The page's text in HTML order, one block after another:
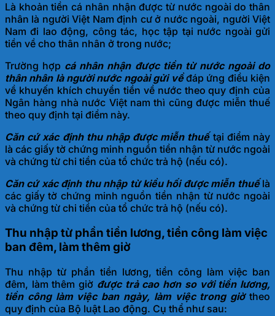
Là khoản tiền cá nhân nhận được từ nước ngoài do thân
nhân là người Việt Nam định cư ở nước ngoài, người Việt
Nam đi lao động, công tác, học tập tại nước ngoài gửi
tiền về cho thân nhân ở trong nước;
Trường hợp cá nhân nhận được tiền từ nước ngoài do
thân nhân là người nước ngoài gửi vềđáp ứng điều kiện
về khuyến khích chuyển tiền về nước theo quy định của
Ngân hàng nhà nước Việt nam thì cũng được miễn thuế
theo quy định tại điểm này.
Căn cứ xác định thu nhập được miễn thuếtại điểm này
là các giấy tờ chứng minh nguồn tiền nhận từ nước ngoài
và chứng từ chi tiền của tổ chức trả hộ (nếu có).
Căn cứ xác định thu nhập từ kiều hối được miễn thuế là
các giấy tờ chứng minh nguồn tiền nhận từ nước ngoài
và chứng từ chi tiền của tổ chức trả hộ (nếu có).
Thu nhập từ phần tiền lương, tiền công làm việc
ban đêm, làm thêm giờ
Thu nhập từ phần tiền lương, tiền công làm việc ban
đêm, làm thêm giờ được trả cao hơn so với tiền lương,
tiền công làm việc ban ngày, làm việc trong giờtheo
quy định của Bộ luật Lao động. Cụ thể như sau: